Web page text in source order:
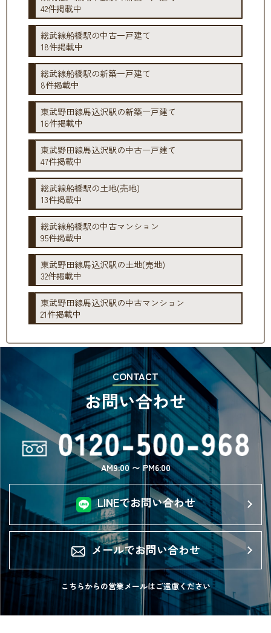
42件掲載中
総武線船橋駅の中古一戸建て
18件掲載中
総武線船橋駅の新築一戸建て
8件掲載中
東武野田線馬込沢駅の新築一戸建て
16件掲載中
東武野田線馬込沢駅の中古一戸建て
47件掲載中
総武線船橋駅の土地(売地)
13件掲載中
総武線船橋駅の中古マンション
95件掲載中
東武野田線馬込沢駅の土地(売地)
32件掲載中
東武野田線馬込沢駅の中古マンション
21件掲載中
CONTACT
お問い合わせ
AM9:00 〜 PM6:00
LINEでお問い合わせ
メールでお問い合わせ
こちらからの営業メールはご遠慮ください